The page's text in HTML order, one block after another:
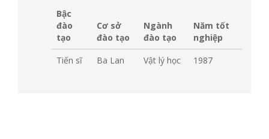
Bậc
đào
tạo
Cơ sở
đào tạo
Ngành
đào tạo
Năm tốt
nghiệp
Tiến sĩ
Ba Lan Vật lý học 1987